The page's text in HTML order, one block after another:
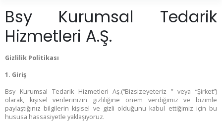
Bsy Kurumsal Tedarik
Hizmetleri A.Ş.
Gizlilik Politikası
1. Giriş
Bsy Kurumsal Tedarik Hizmetleri Aş.(“Bizsizeyeteriz ” veya “Şirket”)
olarak, kişisel verilerinizin gizliliğine önem verdiğimiz ve bizimle
paylaştığınız bilgilerin kişisel ve gizli olduğunu kabul ettiğimiz için bu
hususa hassasiyetle yaklaşıyoruz.